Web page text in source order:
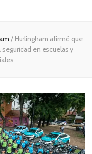
/ Hurlingham afirmó que
en escuelas y